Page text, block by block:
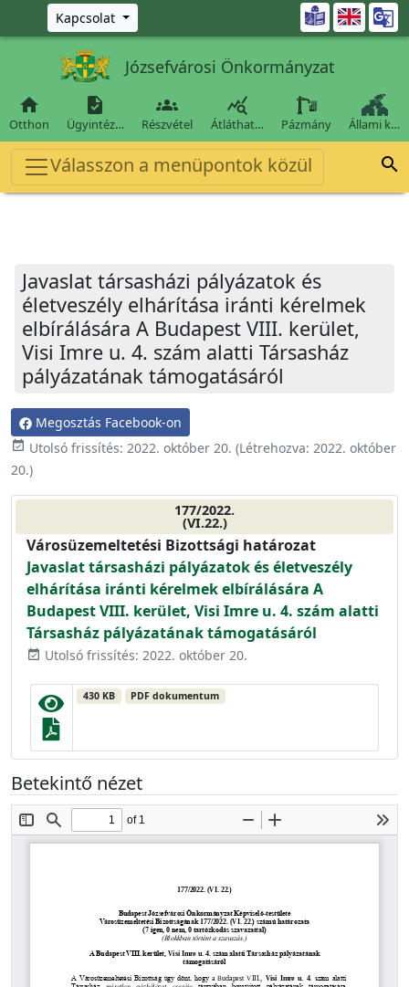
Ugrás a fő tartalomra
Kapcsolat 
Józsefvárosi Önkormányzat

Otthon

Ügyintéz…

Részvétel

Átláthat… Pázmány Állami k…
Válasszon a menüpontok közül 
Javaslat társasházi pályázatok és
életveszély elhárítása iránti kérelmek
elbírálására A Budapest VIII. kerület,
Visi Imre u. 4. szám alatti Társasház
pályázatának támogatásáról
Megosztás Facebook-on
event_available Utolsó frissítés: 2022. október 20. (Létrehozva: 2022. október
20.)
177/2022.
(VI.22.)
Városüzemeltetési Bizottsági határozat
Javaslat társasházi pályázatok és életveszély
elhárítása iránti kérelmek elbírálására A
Budapest VIII. kerület, Visi Imre u. 4. szám alatti
Társasház pályázatának támogatásáról
event_available Utolsó frissítés: 2022. október 20.
430 KB PDF dokumentum
Betekintő nézet